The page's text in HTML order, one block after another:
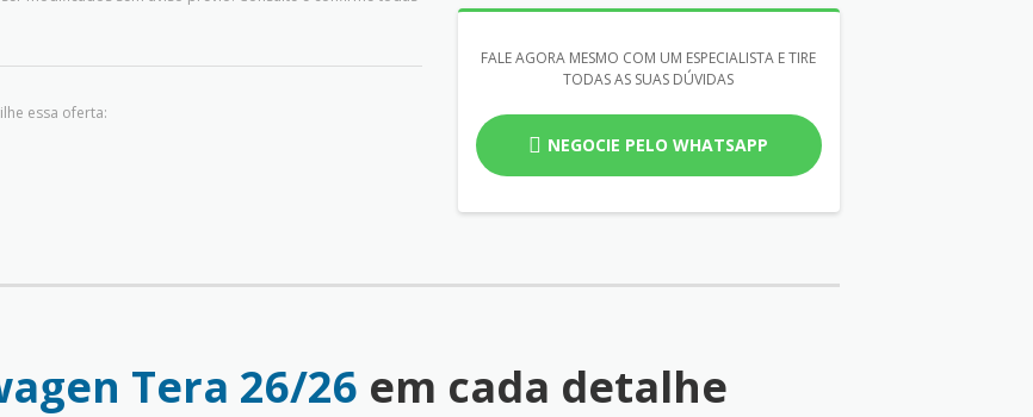
essa oferta:
FALE AGORA MESMO COM UM ESPECIALISTA E TIRE
TODAS AS SUAS DÚVIDAS
NEGOCIE PELO WHATSAPP
Tera 26/26 em cada detalhe